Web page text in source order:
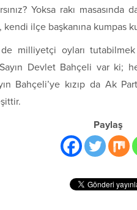
Yoksa rakı
kendi ilçe başkanına kumpas
milliyetçi oyları
Devlet Bahçeli var ki;
Bahçeli’ye kızıp da Ak
Paylaş